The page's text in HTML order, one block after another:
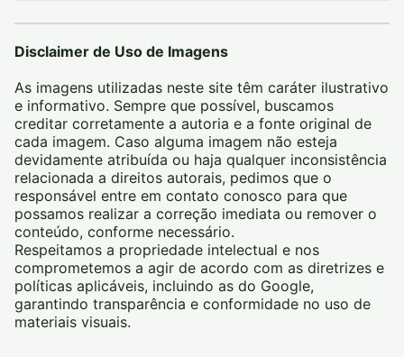
Disclaimer de Uso de Imagens
As imagens utilizadas neste site têm caráter ilustrativo
e informativo. Sempre que possível, buscamos
creditar corretamente a autoria e a fonte original de
cada imagem. Caso alguma imagem não esteja
devidamente atribuída ou haja qualquer inconsistência
relacionada a direitos autorais, pedimos que o
responsável entre em contato conosco para que
possamos realizar a correção imediata ou remover o
conteúdo, conforme necessário.
Respeitamos a propriedade intelectual e nos
comprometemos a agir de acordo com as diretrizes e
políticas aplicáveis, incluindo as do Google,
garantindo transparência e conformidade no uso de
materiais visuais.